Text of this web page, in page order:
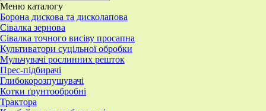
Меню каталогу
Борона дискова та дисколапова
Сівалка зернова
Сівалка точного висіву просапна
Культиватори суцільної обробки
Мульчувачі рослинних решток
Прес-підбирачі
Глибокорозпушувачі
Котки ґрунтообробні
Трактора